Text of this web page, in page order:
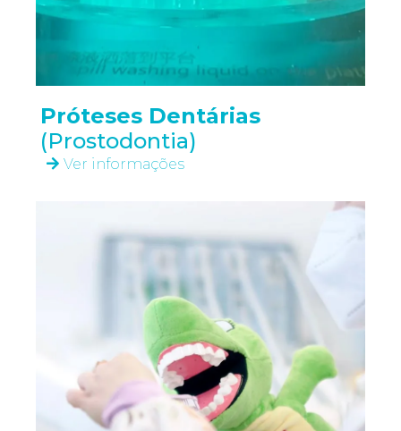
Próteses Dentárias
(Prostodontia)
Ver informações